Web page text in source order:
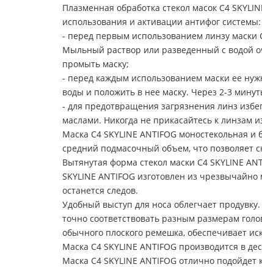
Плазменная обработка стекол масок C4
использования и активации антифог системы:
- перед первым использованием линзу маски
Мыльный раствор или разведенный с водой
промыть маску;
- перед каждым использованием маски ее
воды и положить в нее маску. Через 2-3
- для предотвращения загрязнения линз
маслами. Никогда не прикасайтесь к линзам
Маска C4 SKYLINE ANTIFOG
средний подмасочный объем, что позволяет
Вытянутая форма стекол маски C4 SKYLINE
SKYLINE ANTIFOG изготовлен из
останется следов.
Удобный выступ для носа облегчает
точно соответствовать разным размерам
обычного плоского ремешка, обеспечивает
Маска C4 SKYLINE ANTIFOG производится в
Маска C4 SKYLINE ANTIFOG отлично